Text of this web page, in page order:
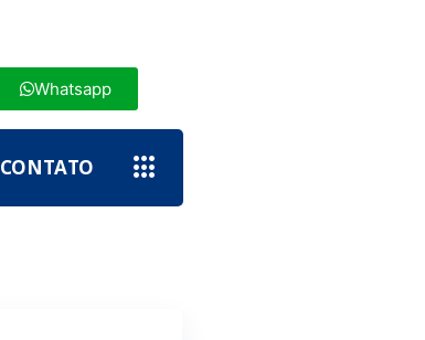
Whatsapp
CONTATO